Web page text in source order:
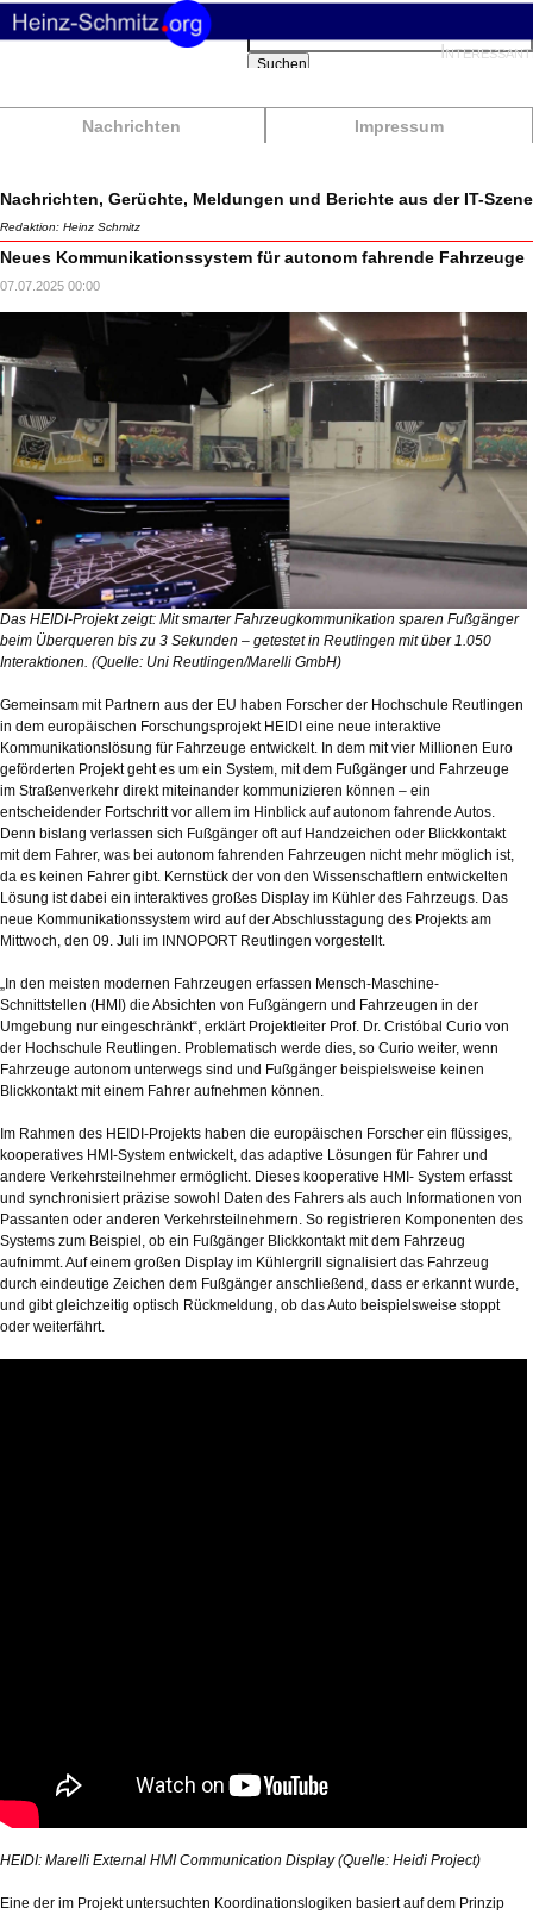
Nachrichten Impressum
Suchbegriffe
Suchen
Nachrichten, Gerüchte, Meldungen und Berichte aus der IT-Szene
Redaktion: Heinz Schmitz
Neues Kommunikationssystem für autonom fahrende Fahrzeuge
07.07.2025 00:00
Das HEIDI-Projekt zeigt: Mit smarter Fahrzeugkommunikation sparen Fußgänger
beim Überqueren bis zu 3 Sekunden – getestet in Reutlingen mit über 1.050
Interaktionen. (Quelle: Uni Reutlingen/Marelli GmbH)
Gemeinsam mit Partnern aus der EU haben Forscher der Hochschule Reutlingen
in dem europäischen Forschungsprojekt HEIDI eine neue interaktive
Kommunikationslösung für Fahrzeuge entwickelt. In dem mit vier Millionen Euro
geförderten Projekt geht es um ein System, mit dem Fußgänger und Fahrzeuge
im Straßenverkehr direkt miteinander kommunizieren können – ein
entscheidender Fortschritt vor allem im Hinblick auf autonom fahrende Autos.
Denn bislang verlassen sich Fußgänger oft auf Handzeichen oder Blickkontakt
mit dem Fahrer, was bei autonom fahrenden Fahrzeugen nicht mehr möglich ist,
da es keinen Fahrer gibt. Kernstück der von den Wissenschaftlern entwickelten
Lösung ist dabei ein interaktives großes Display im Kühler des Fahrzeugs. Das
neue Kommunikationssystem wird auf der Abschlusstagung des Projekts am
Mittwoch, den 09. Juli im INNOPORT Reutlingen vorgestellt.
„In den meisten modernen Fahrzeugen erfassen Mensch-Maschine-
Schnittstellen (HMI) die Absichten von Fußgängern und Fahrzeugen in der
Umgebung nur eingeschränkt“, erklärt Projektleiter Prof. Dr. Cristóbal Curio von
der Hochschule Reutlingen. Problematisch werde dies, so Curio weiter, wenn
Fahrzeuge autonom unterwegs sind und Fußgänger beispielsweise keinen
Blickkontakt mit einem Fahrer aufnehmen können.
Im Rahmen des HEIDI-Projekts haben die europäischen Forscher ein flüssiges,
kooperatives HMI-System entwickelt, das adaptive Lösungen für Fahrer und
andere Verkehrsteilnehmer ermöglicht. Dieses kooperative HMI- System erfasst
und synchronisiert präzise sowohl Daten des Fahrers als auch Informationen von
Passanten oder anderen Verkehrsteilnehmern. So registrieren Komponenten des
Systems zum Beispiel, ob ein Fußgänger Blickkontakt mit dem Fahrzeug
aufnimmt. Auf einem großen Display im Kühlergrill signalisiert das Fahrzeug
durch eindeutige Zeichen dem Fußgänger anschließend, dass er erkannt wurde,
und gibt gleichzeitig optisch Rückmeldung, ob das Auto beispielsweise stoppt
oder weiterfährt.
HEIDI: Marelli External HMI Communication Display (Quelle: Heidi Project)
Eine der im Projekt untersuchten Koordinationslogiken basiert auf dem Prinzip